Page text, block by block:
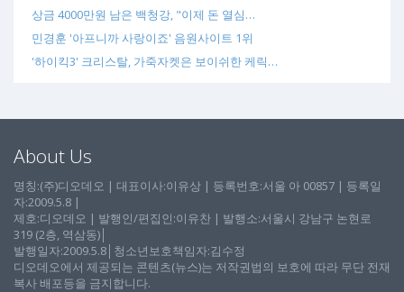
상금 4000만원 남은 백청강, "이제 돈 열심…
민경훈 '아프니까 사랑이죠' 음원사이트 1위
'하이킥3' 크리스탈, 가죽자켓은 보이쉬한 케릭…
About Us
명칭:(주)디오데오 | 대표이사:이유상 | 등록번호:서울 아 00857 | 등록일
자:2009.5.8 |
제호:디오데오 | 발행인/편집인:이유찬 | 발행소:서울시 강남구 논현로
319 (2층, 역삼동)│
발행일자:2009.5.8│청소년보호책임자:김수정
디오데오에서 제공되는 콘텐츠(뉴스)는 저작권법의 보호에 따라 무단 전재
복사 배포등을 금지합니다.